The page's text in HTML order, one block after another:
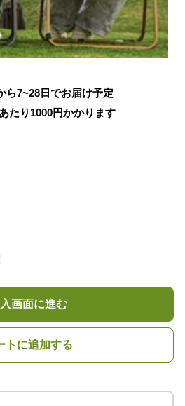
ら7~28日でお届け予定
たり 1000円かかります
画面に進む
トに追加する